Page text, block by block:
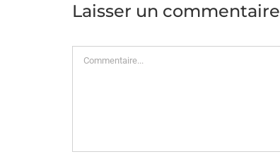
Laisser un commentaire